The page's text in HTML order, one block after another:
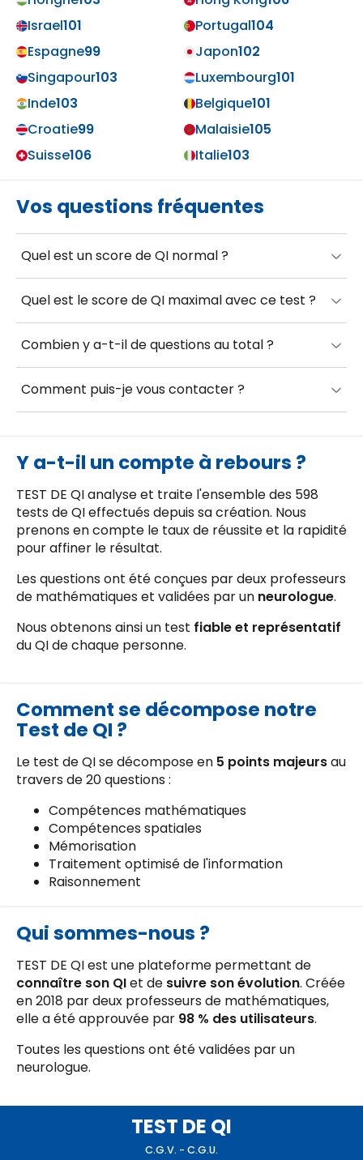
Israel101 Portugal104
Espagne99 Japon102
Singapour103 Luxembourg101
Inde103 Belgique101
Croatie99 Malaisie105
Suisse106 Italie103
Vos questions fréquentes
Quel est un score de QI normal ?
Quel est le score de QI maximal avec ce test ?
est de160.
Combien y a-t-il de questions au total ?
mathématiques, compétences spatiales,
mémorisation, traitement de l’information et
Comment puis-je vous contacter ?
Y a-t-il un compte à rebours ?
TEST DE QI analyse et traite l'ensemble des 598
tests de QI effectués depuis sa création. Nous
prenons en compte le taux de réussite et la rapidité
pour affiner le résultat.
Les questions ont été conçues par deux professeurs
de mathématiques et validées par un neurologue.
Nous obtenons ainsi un test fiable et représentatif
du QI de chaque personne.
Comment se décompose notre
Test de QI ?
Le test de QI se décompose en 5 points majeursau
travers de 20 questions :
Compétences mathématiques
Compétences spatiales
Mémorisation
Traitement optimisé de l'information
Raisonnement
Qui sommes-nous ?
TEST DE QI est une plateforme permettant de
connaître son QIet de suivre son évolution. Créée
en 2018 par deux professeurs de mathématiques,
elle a été approuvée par 98 % des utilisateurs.
Toutes les questions ont été validées par un
neurologue.
TEST DE QI
C.G.V. - C.G.U.